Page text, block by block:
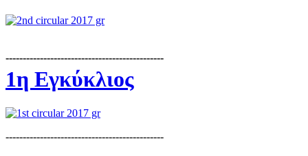
----------------------------------------------
1η Εγκύκλιος
----------------------------------------------